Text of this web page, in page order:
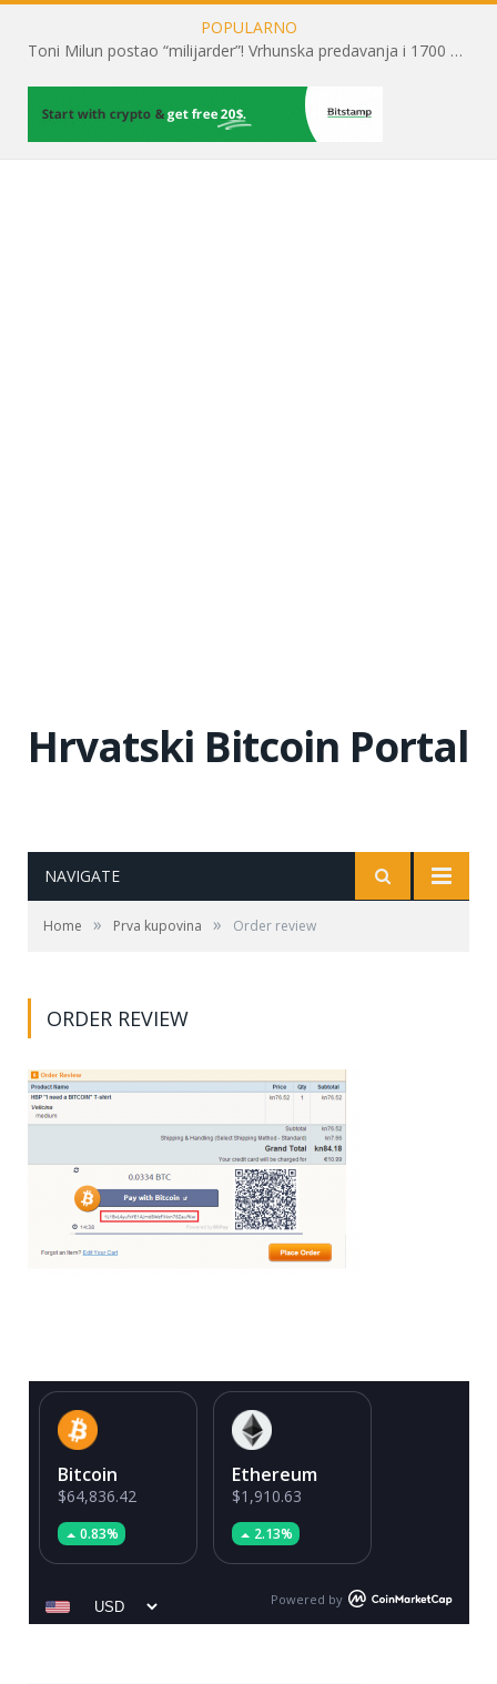
POPULARNO
Toni Milun postao “milijarder”! Vrhunska predavanja i 1700 posjetitelja obilježili su mjesec financijske pismenosti
Hrvatski Bitcoin Portal
NAVIGATE
Home » Prva kupovina » Order review
ORDER REVIEW
Bitcoin
$64,836.42
0.83%
Ethereum
$1,910.63
2.13%
Powered by